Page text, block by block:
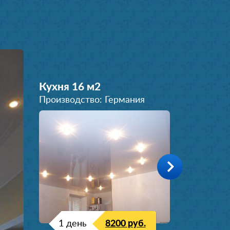
Кухня 16 м2
Производство: Германия
1 день 8200 руб.